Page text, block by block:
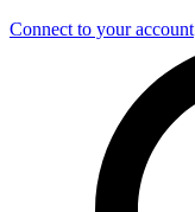
Connect to your account